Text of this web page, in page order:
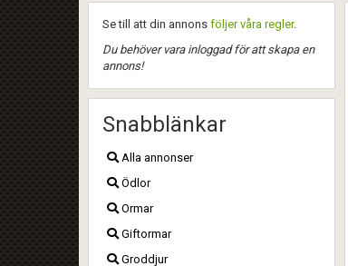
Se till att din annons följer våra regler.
Du behöver vara inloggad för att skapa en
annons!
Snabblänkar
Alla annonser
Ödlor
Ormar
Giftormar
Groddjur